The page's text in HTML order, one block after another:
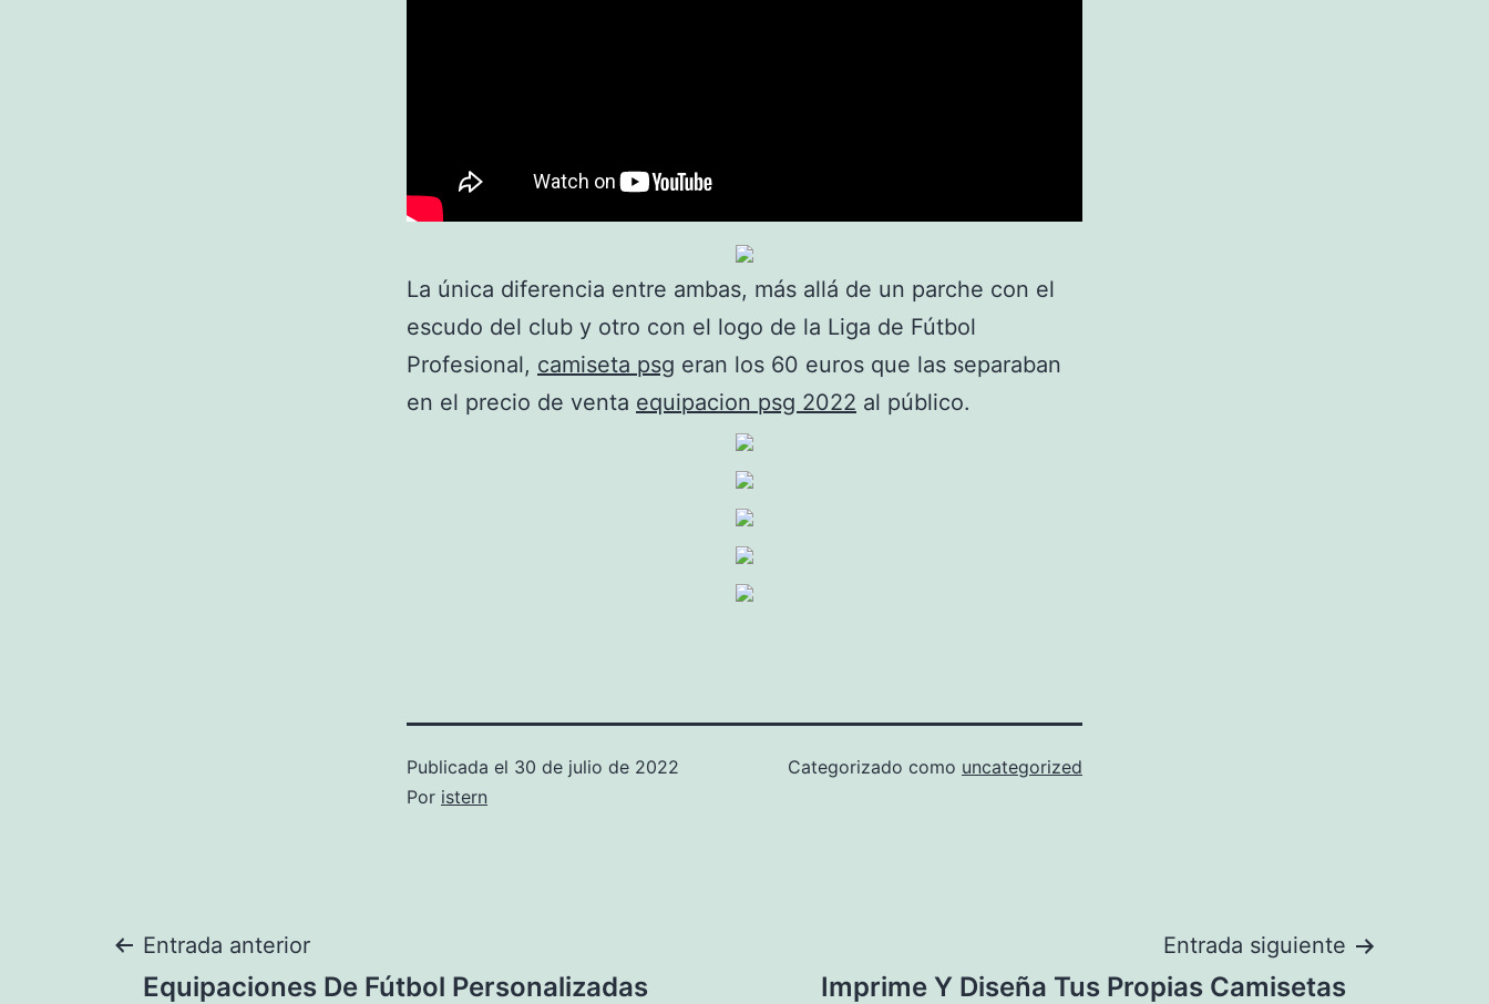
La única diferencia entre ambas, más allá de un parche con el
escudo del club y otro con el logo de la Liga de Fútbol
Profesional, camiseta psg eran los 60 euros que las separaban
en el precio de venta equipacion psg 2022 al público.
Publicada el 30 de julio de 2022
Por istern
Categorizado como uncategorized
Navegación
Entrada anterior
Equipaciones De Fútbol Personalizadas
Entrada siguiente
Imprime Y Diseña Tus Propias Camisetas